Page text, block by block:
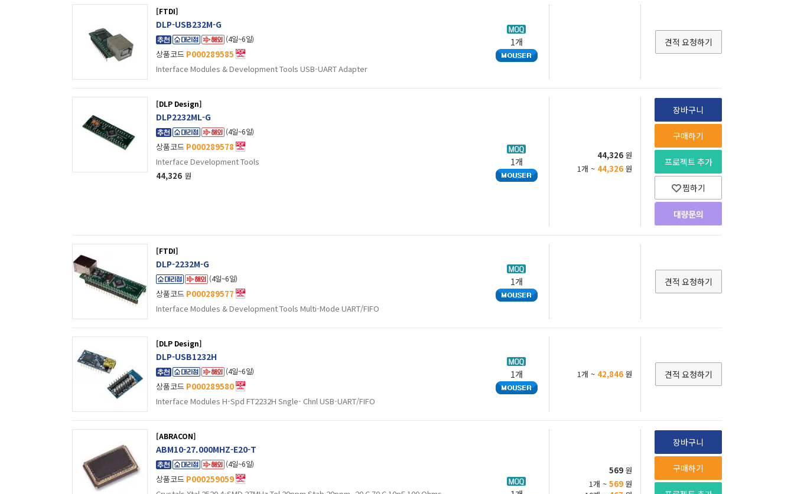
[FTDI]
DLP-USB232M-G
(4일~6일)
상품코드 P000289585
Interface Modules & Development Tools USB-UART Adapter
1개 견적 요청하기
[DLP Design]
DLP2232ML-G
(4일~6일)
상품코드 P000289578
Interface Development Tools
44,326 원
1개
44,326 원
1개 ~ 44,326 원
장바구니
구매하기
프로젝트 추가
찜하기
[FTDI]
DLP-2232M-G
(4일~6일)
상품코드 P000289577
Interface Modules & Development Tools Multi-Mode UART/FIFO
1개 견적 요청하기
[DLP Design]
DLP-USB1232H
(4일~6일)
상품코드 P000289580
Interface Modules H-Spd FT2232H Sngle- Chnl USB-UART/FIFO
1개 1개 ~ 42,846 원 견적 요청하기
[ABRACON]
ABM10-27.000MHZ-E20-T
(4일~6일)
상품코드 P000259059
569 원
1개 ~ 569 원
장바구니
구매하기